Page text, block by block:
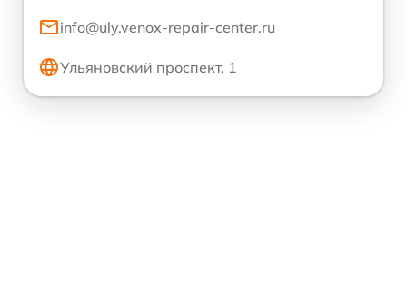
info@uly.venox-repair-center.ru
Ульяновский проспект, 1